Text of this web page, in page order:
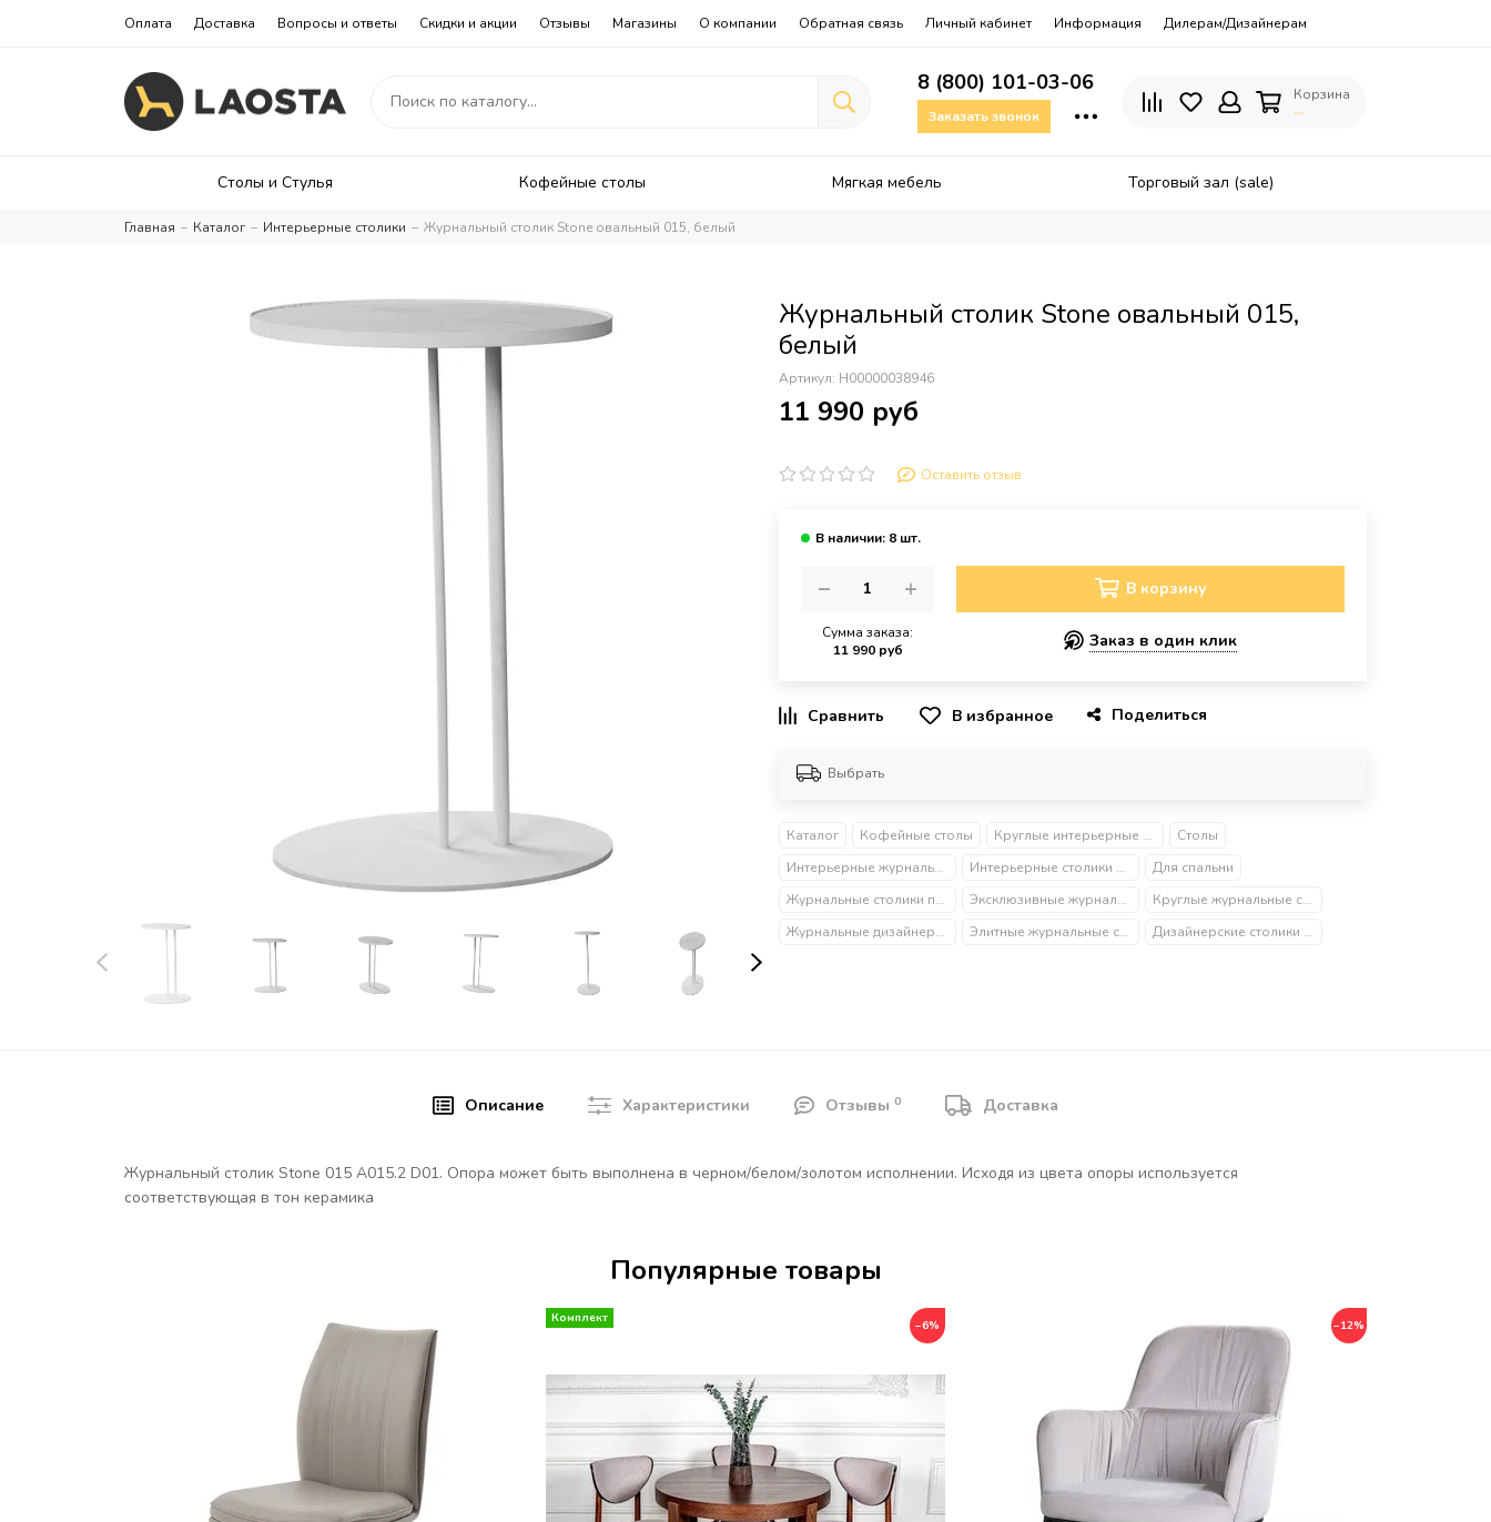
Оплата Доставка Вопросы и ответы Скидки и акции Отзывы Магазины О компании Обратная связь Личный кабинет Информация Дилерам/Дизайнерам
8 (800) 101-03-06
Заказать звонок
Корзина
…
Столы и Стулья Кофейные столы Мягкая мебель Торговый зал (sale)
Главная Каталог Интерьерные столики Журнальный столик Stone овальный 015, белый
Журнальный столик Stone овальный 015,
белый
Артикул: Н00000038946
11 990 руб
Оставить отзыв
Сумма заказа:
11 990 руб
В корзину
Заказ в один клик
В избранное Поделиться
Выбрать
Каталог Кофейные столы Круглые интерьерные столы и столики
Столы
Интерьерные журнальные столики
Интерьерные столики для спальни
Для спальни
Журнальные столики премиум-класса
Эксклюзивные журнальные столики
Круглые журнальные столики
Журнальные дизайнерские столики
Элитные журнальные столы Дизайнерские столики для спальни
Описание Характеристики Отзывы 0 Доставка
Журнальный столик Stone 015 А015.2 D01. Опора может быть выполнена в черном/белом/золотом исполнении. Исходя из цвета опоры используется
соответствующая в тон керамика
Популярные товары
−6% −12%